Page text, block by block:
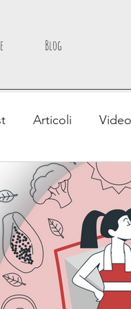
Blog
Articoli Video